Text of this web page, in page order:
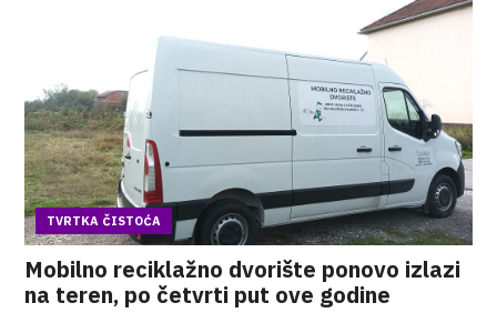
TVRTKA ČISTOĆA
Mobilno reciklažno dvorište ponovo izlazi
na teren, po četvrti put ove godine